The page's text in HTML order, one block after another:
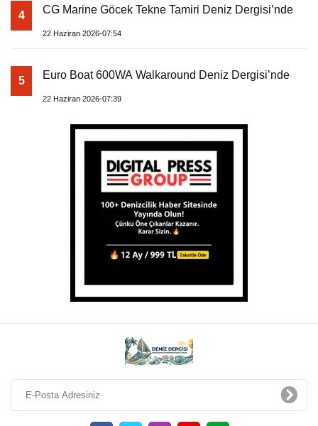
4 CG Marine Göcek Tekne Tamiri Deniz Dergisi’nde
22 Haziran 2026-07:54
5 Euro Boat 600WA Walkaround Deniz Dergisi’nde
22 Haziran 2026-07:39